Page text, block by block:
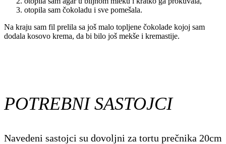
otopila sam čokoladu i sve pomešala.
Na kraju sam fil prelila sa još malo topljene čokolade kojoj sam
dodala kosovo krema, da bi bilo još mekše i kremastije.
POTREBNI SASTOJCI
Navedeni sastojci su dovoljni za tortu prečnika 20cm